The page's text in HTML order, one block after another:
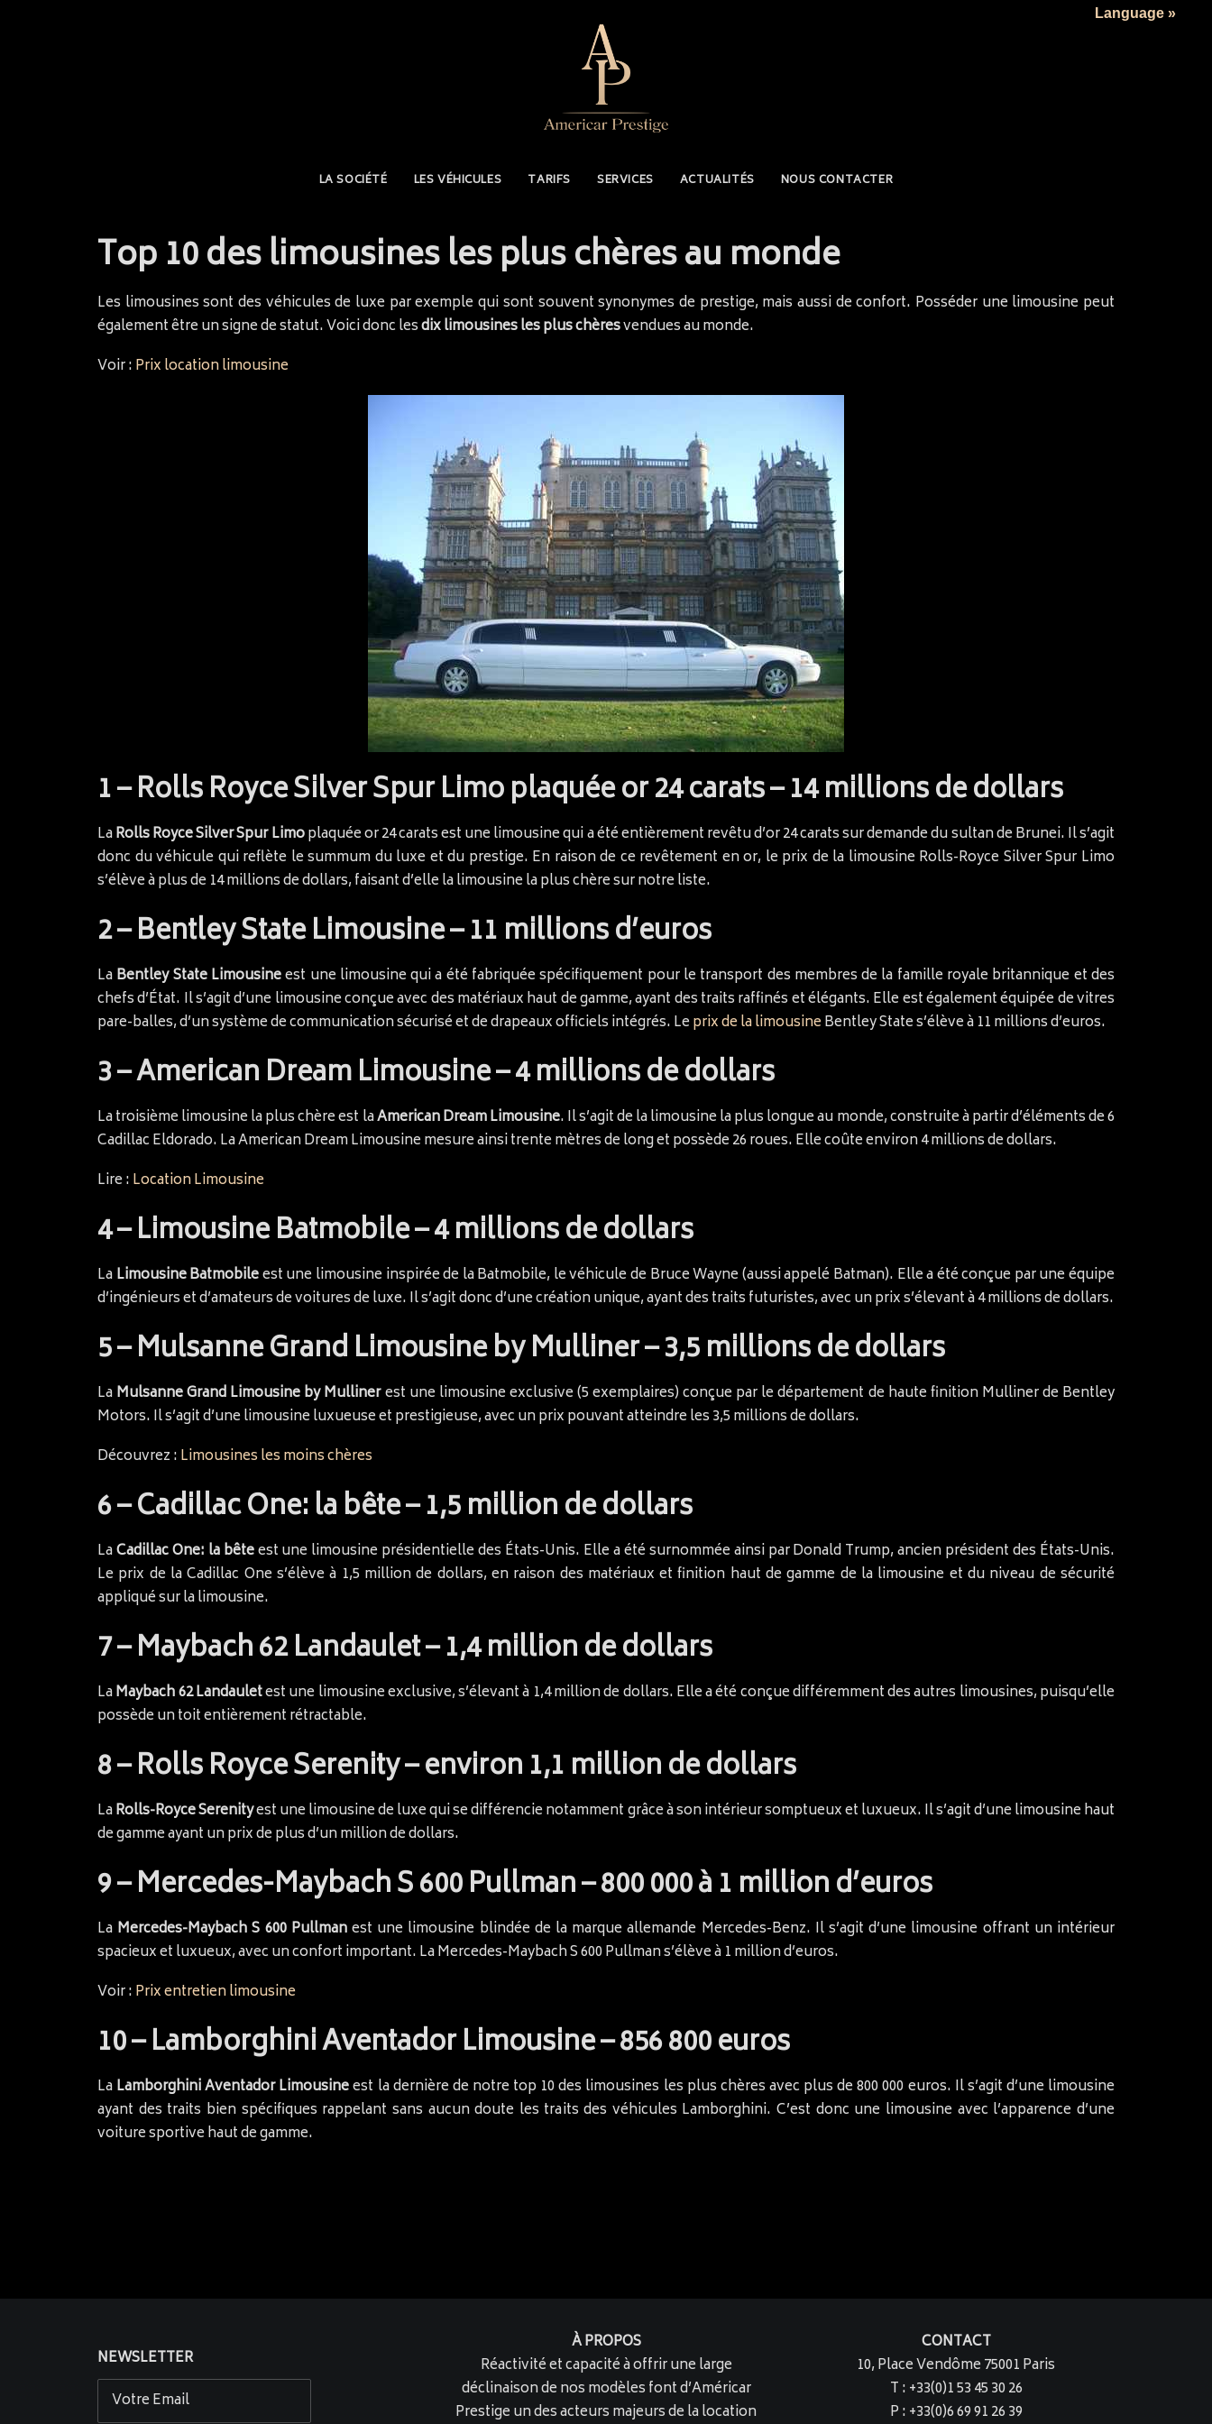
LA SOCIÉTÉ LES VÉHICULES TARIFS SERVICES ACTUALITÉS NOUS CONTACTER
Top 10 des limousines les plus chères au monde
Les limousines sont des véhicules de luxe par exemple qui sont souvent synonymes de prestige, mais aussi de confort. Posséder une limousine peut
également être un signe de statut. Voici donc lesdix limousines les plus chèresvendues au monde.
Voir :Prix location limousine
1 – Rolls Royce Silver Spur Limo plaquée or 24 carats – 14 millions de dollars
LaRolls Royce Silver Spur Limoplaquée or 24 carats est une limousine qui a été entièrement revêtu d’or 24 carats sur demande du sultan de Brunei. Il s’agit
donc du véhicule qui reflète le summum du luxe et du prestige. En raison de ce revêtement en or, le prix de la limousine Rolls-Royce Silver Spur Limo
s’élève à plus de 14 millions de dollars, faisant d’elle la limousine la plus chère sur notre liste.
2 – Bentley State Limousine – 11 millions d’euros
LaBentley State Limousineest une limousine qui a été fabriquée spécifiquement pour le transport des membres de la famille royale britannique et des
chefs d’État. Il s’agit d’une limousine conçue avec des matériaux haut de gamme, ayant des traits raffinés et élégants. Elle est également équipée de vitres
pare-balles, d’un système de communication sécurisé et de drapeaux officiels intégrés. Leprix de la limousineBentley State s’élève à 11 millions d’euros.
3 – American Dream Limousine – 4 millions de dollars
La troisième limousine la plus chère est laAmerican Dream Limousine. Il s’agit de la limousine la plus longue au monde, construite à partir d’éléments de 6
Cadillac Eldorado. La American Dream Limousine mesure ainsi trente mètres de long et possède 26 roues. Elle coûte environ 4 millions de dollars.
Lire :Location Limousine
4 – Limousine Batmobile – 4 millions de dollars
LaLimousine Batmobileest une limousine inspirée de la Batmobile, le véhicule de Bruce Wayne (aussi appelé Batman). Elle a été conçue par une équipe
d’ingénieurs et d’amateurs de voitures de luxe. Il s’agit donc d’une création unique, ayant des traits futuristes, avec un prix s’élevant à 4 millions de dollars.
5 – Mulsanne Grand Limousine by Mulliner – 3,5 millions de dollars
LaMulsanne Grand Limousine by Mullinerest une limousine exclusive (5 exemplaires) conçue par le département de haute finition Mulliner de Bentley
Motors. Il s’agit d’une limousine luxueuse et prestigieuse, avec un prix pouvant atteindre les 3,5 millions de dollars.
Découvrez :Limousines les moins chères
6 – Cadillac One: la bête – 1,5 million de dollars
LaCadillac One: la bêteest une limousine présidentielle des États-Unis. Elle a été surnommée ainsi par Donald Trump, ancien président des États-Unis.
Le prix de la Cadillac One s’élève à 1,5 million de dollars, en raison des matériaux et finition haut de gamme de la limousine et du niveau de sécurité
appliqué sur la limousine.
7 – Maybach 62 Landaulet – 1,4 million de dollars
LaMaybach 62 Landauletest une limousine exclusive, s’élevant à 1,4 million de dollars. Elle a été conçue différemment des autres limousines, puisqu’elle
possède un toit entièrement rétractable.
8 – Rolls Royce Serenity – environ 1,1 million de dollars
LaRolls-Royce Serenityest une limousine de luxe qui se différencie notamment grâce à son intérieur somptueux et luxueux. Il s’agit d’une limousine haut
de gamme ayant un prix de plus d’un million de dollars.
9 – Mercedes-Maybach S 600 Pullman – 800 000 à 1 million d’euros
La Mercedes-Maybach S 600 Pullmanest une limousine blindée de la marque allemande Mercedes-Benz. Il s’agit d’une limousine offrant un intérieur
spacieux et luxueux, avec un confort important. La Mercedes-Maybach S 600 Pullman s’élève à 1 million d’euros.
Voir :Prix entretien limousine
10 – Lamborghini Aventador Limousine – 856 800 euros
LaLamborghini Aventador Limousineest la dernière de notre top 10 des limousines les plus chères avec plus de 800 000 euros. Il s’agit d’une limousine
ayant des traits bien spécifiques rappelant sans aucun doute les traits des véhicules Lamborghini. C’est donc une limousine avec l’apparence d’une
voiture sportive haut de gamme.
NEWSLETTER
À PROPOS
Réactivité et capacité à offrir une large
déclinaison de nos modèles font d’Américar
Prestige un des acteurs majeurs de la location
CONTACT
10, Place Vendôme 75001 Paris
T : +33(0)1 53 45 30 26
P : +33(0)6 69 91 26 39
Language »